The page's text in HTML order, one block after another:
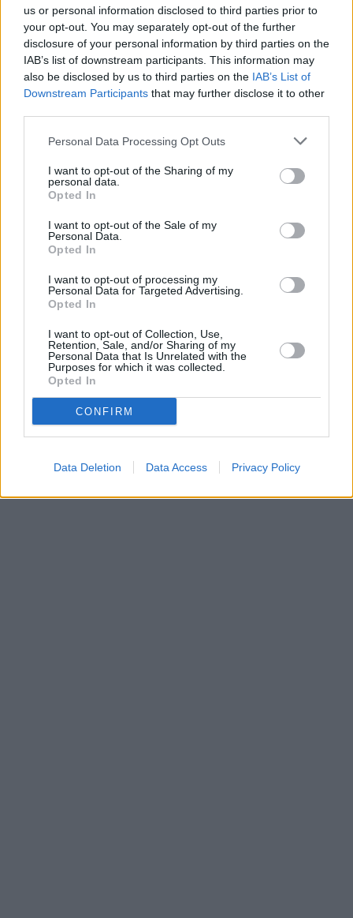
us or personal information disclosed to third parties prior to
your opt-out. You may separately opt-out of the further
disclosure of your personal information by third parties on the
IAB’s list of downstream participants. This information may
also be disclosed by us to third parties on the IAB’s List of
Downstream Participants that may further disclose it to other
Personal Data Processing Opt Outs
I want to opt-out of the Sharing of my
personal data.
Opted In
I want to opt-out of the Sale of my
Personal Data.
Opted In
I want to opt-out of processing my
Personal Data for Targeted Advertising.
Opted In
I want to opt-out of Collection, Use,
Retention, Sale, and/or Sharing of my
Personal Data that Is Unrelated with the
Purposes for which it was collected.
Opted In
CONFIRM
Data Deletion Data Access Privacy Policy
μπορεί να είναι μια πολιτική που δεν μοιράζει άσκοπα και
λαϊκίστικα χρήματα αλλά διαφυλάσσει το μέλλον από τις
επιπολαιότητες του παρόντος. Και επειδή υπονομεύτηκε
στο παρελθόν και το μέλλον από επιπολαιότητες του
παρόντος στην Ελλάδα και το πλήρωσε η χώρα και ιδίως
σας η εμμονή, όπως και τώρα μου υπογραμμίσατε, στη
δημοσιονομική πειθαρχία δεν είναι παρά μία προφύλαξη
των επόμενων γενιών από λάθη των προηγούμενων
αυτές τις εξελίξεις, βλέπω τις προσπάθειες που γίνονται
την τακτική της δημοσιονομικής ισορροπίας θα την
διαφυλάξει γιατί, όπως ελεγχθεί, δεν αφορά μόνο μία
κυβερνητική θητεία, δεν αφορά μία κομματική επιλογή,
είναι εθνική πολιτική και σαν τέτοια πρέπει να την
αντικρίσουμε», υπογράμμισε ο κ. Τασούλας